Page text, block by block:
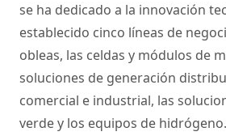
se ha dedicado a la innovación
establecido cinco líneas de
obleas, las celdas y módulos de
soluciones de generación
comercial e industrial, las
verde y los equipos de